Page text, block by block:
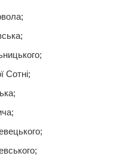
Сотні;